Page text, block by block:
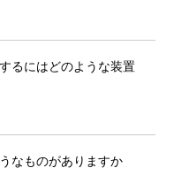
るにはどのような装置
なものがありますか